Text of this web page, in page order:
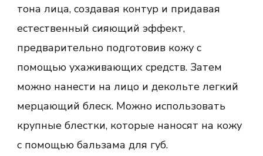
тона лица, создавая контур и придавая
естественный сияющий эффект,
предварительно подготовив кожу с
помощью ухаживающих средств. Затем
можно нанести на лицо и декольте легкий
мерцающий блеск. Можно использовать
крупные блестки, которые наносят на кожу
с помощью бальзама для губ.